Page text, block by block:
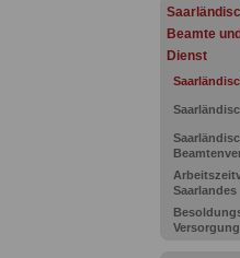
Beamte
Dienst
Saarlandes